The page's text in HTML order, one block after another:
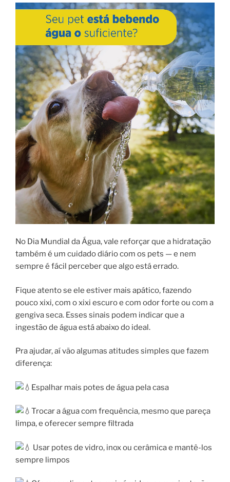
No Dia Mundial da Água, vale reforçar que a hidratação
também é um cuidado diário com os pets — e nem
sempre é fácil perceber que algo está errado.
Fique atento se ele estiver mais apático, fazendo
pouco xixi, com o xixi escuro e com odor forte ou com a
gengiva seca. Esses sinais podem indicar que a
ingestão de água está abaixo do ideal.
Pra ajudar, aí vão algumas atitudes simples que fazem
diferença:
Espalhar mais potes de água pela casa
Trocar a água com frequência, mesmo que pareça
limpa, e oferecer sempre filtrada
Usar potes de vidro, inox ou cerâmica e mantê-los
sempre limpos